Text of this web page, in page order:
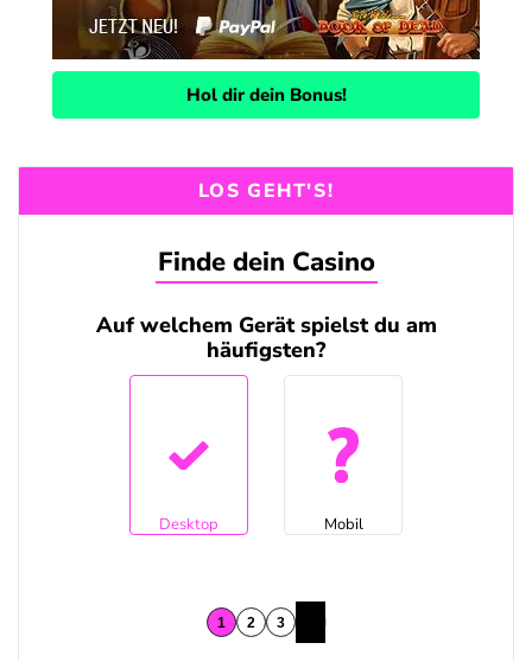
Hol dir dein Bonus!
LOS GEHT'S!
Finde dein Casino
Auf welchem Gerät spielst du am
häufigsten?
Desktop Mobil